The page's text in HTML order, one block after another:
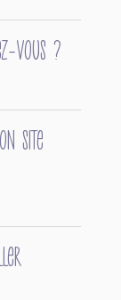
vous ?
site